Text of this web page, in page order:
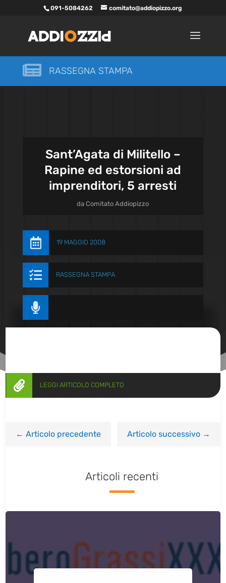
091-5084262 comitato@addiopizzo.org
 RASSEGNA STAMPA
Sant’Agata di Militello –
Rapine ed estorsioni ad
imprenditori, 5 arresti
daComitato Addiopizzo
 19 MAGGIO 2008
 RASSEGNA STAMPA

 LEGGI ARTICOLO COMPLETO
←Articolo precedente Articolo successivo→
Articoli recenti